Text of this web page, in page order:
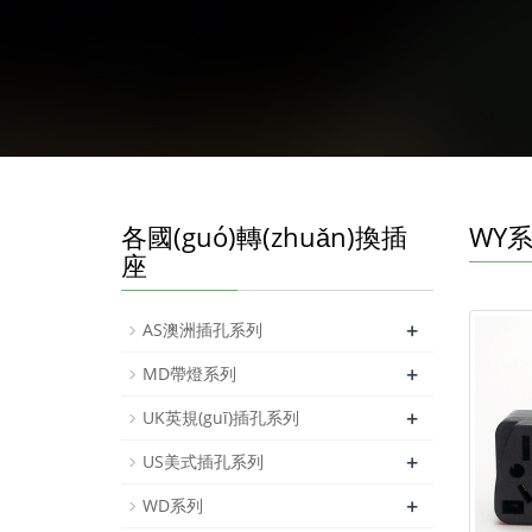
WY
各國(guó)轉(zhuǎn)換插
座
AS澳洲插孔系列 +
MD帶燈系列 +
UK英規(guī)插孔系列 +
US美式插孔系列 +
WD系列 +